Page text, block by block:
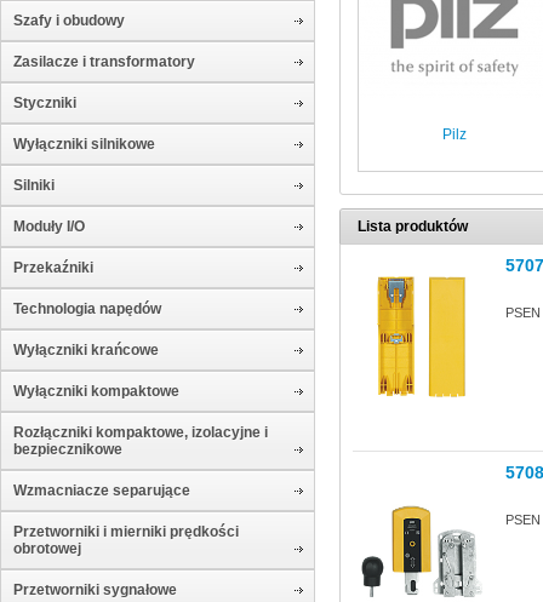
Szafy i obudowy
Zasilacze i transformatory
Styczniki
Wyłączniki silnikowe
Silniki
Moduły I/O
Przekaźniki
Technologia napędów
Wyłączniki krańcowe
Wyłączniki kompaktowe
Rozłączniki kompaktowe, izolacyjne i
bezpiecznikowe
Wzmacniacze separujące
Przetworniki i mierniki prędkości
obrotowej
Przetworniki sygnałowe
Pilz
Lista produktów